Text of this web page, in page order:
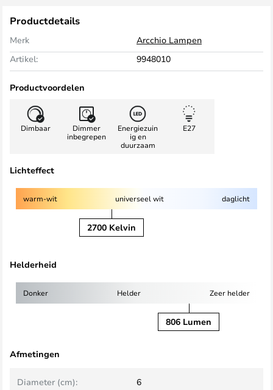
Productdetails
Merk
Arcchio Lampen
Artikel:
9948010
Productvoordelen
Dimbaar
Dimmer
inbegrepen
Energiezuin
ig en
duurzaam
E27
Lichteffect
warm-wit universeel wit daglicht
2700 Kelvin
Helderheid
Donker Helder Zeer helder
806 Lumen
Afmetingen
Diameter (cm): 6